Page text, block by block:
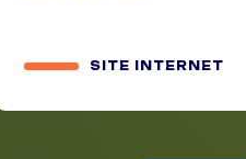
SITE INTERNET